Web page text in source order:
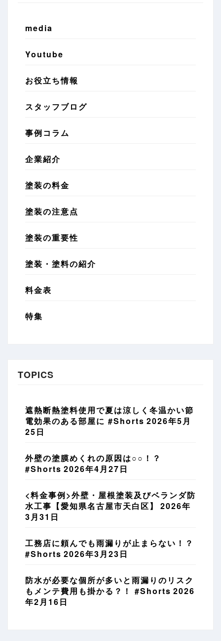
media
Youtube
お役立ち情報
スタッフブログ
事例コラム
企業紹介
塗装の料金
塗装の注意点
塗装の重要性
塗装・塗料の紹介
料金表
特集
TOPICS
遮熱断熱塗料使用で夏は涼しく冬温かい節
電効果のある部屋に #Shorts 2026年5月
25日
外壁の塗膜めくれの原因は○○！？
#Shorts 2026年4月27日
<料金事例>外壁・屋根塗装及びベランダ防
水工事【愛知県名古屋市天白区】
2026年
3月31日
工務店に頼んでも雨漏りが止まらない！？
#Shorts 2026年3月23日
防水が必要な個所が多いと雨漏りのリスク
もメンテ費用も掛かる？！ #Shorts 2026
年2月16日